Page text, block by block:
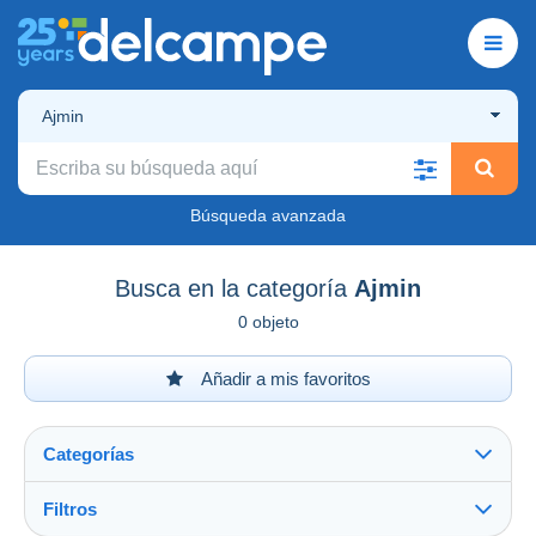
Ajmin
Búsqueda avanzada
Busca en la categoría Ajmin
0 objeto
Añadir a mis favoritos
Categorías
Filtros